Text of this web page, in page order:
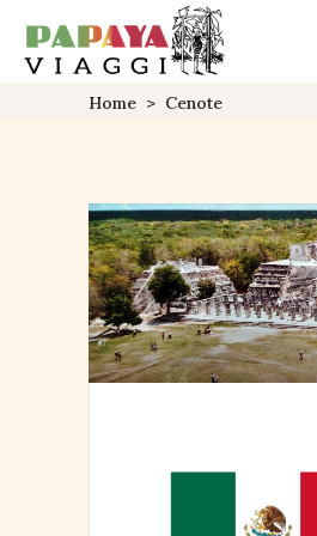
Home > Cenote